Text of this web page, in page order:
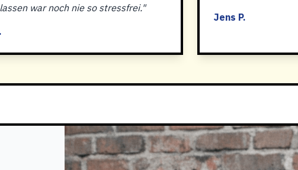
war noch nie so stressfrei."
Jens P.